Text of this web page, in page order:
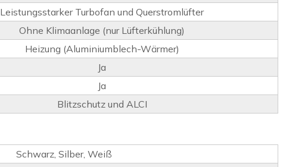
Leistungsstarker Turbofan und Querstromlüfter
Ohne Klimaanlage (nur Lüfterkühlung)
Heizung (Aluminiumblech-Wärmer)
Ja
Ja
Blitzschutz und ALCI
Schwarz, Silber, Weiß